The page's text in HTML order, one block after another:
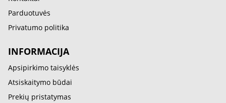
Parduotuvės
Privatumo politika
INFORMACIJA
Apsipirkimo taisyklės
Atsiskaitymo būdai
Prekių pristatymas